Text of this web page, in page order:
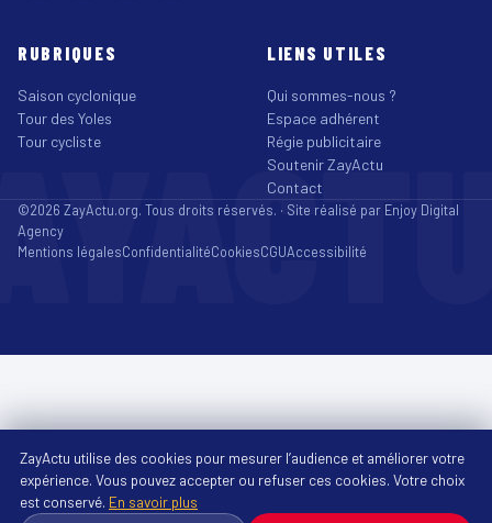
RUBRIQUES
Saison cyclonique
Tour des Yoles
Tour cycliste
LIENS UTILES
Qui sommes-nous ?
Espace adhérent
Régie publicitaire
Soutenir ZayActu
Contact
©2026 ZayActu.org. Tous droits réservés. · Site réalisé par Enjoy Digital
Agency
Mentions légalesConfidentialitéCookiesCGUAccessibilité
ZayActu utilise des cookies pour mesurer l’audience et améliorer votre
expérience. Vous pouvez accepter ou refuser ces cookies. Votre choix
est conservé. En savoir plus